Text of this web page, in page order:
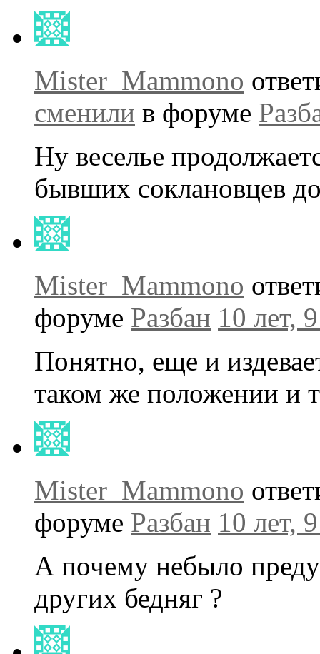
Mister_Mammono
сменили в форуме
Ну веселье
бывших соклановцев
Mister_Mammono
форуме Разбан 10 лет,
Понятно, еще и
таком же положении и
Mister_Mammono
форуме Разбан 10 лет,
А почему небыло
других бедняг ?